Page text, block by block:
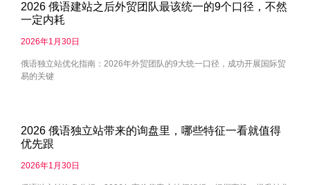
2026 俄语建站之后外贸团队最该统一的9个口径，不然
一定内耗
2026年1月30日
俄语独立站优化指南：2026年外贸团队的9大统一口径，成功开展国际贸
易的关键
2026 俄语独立站带来的询盘里，哪些特征一看就值得
优先跟
2026年1月30日